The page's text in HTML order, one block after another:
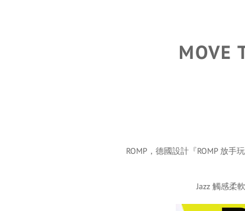
MOVE
ROMP，德國設計『ROMP 放
Jazz 觸感柔